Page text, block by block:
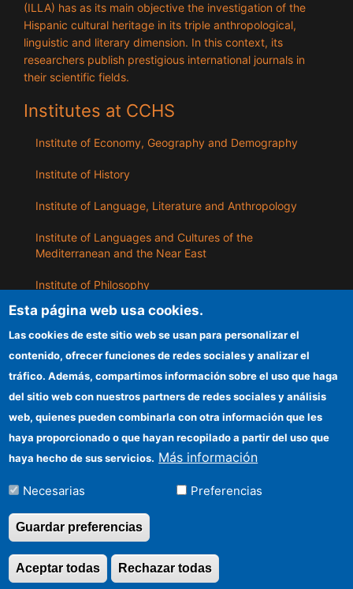
(ILLA) has as its main objective the investigation of the
Hispanic cultural heritage in its triple anthropological,
linguistic and literary dimension. In this context, its
researchers publish prestigious international journals in
their scientific fields.
Institutes at CCHS
Institute of Economy, Geography and Demography
Institute of History
Institute of Language, Literature and Anthropology
Institute of Languages ​​and Cultures of the
Mediterranean and the Near East
Institute of Philosophy
Institute of Public Policies and Goods
ILLA
CSIC Electronic Office
Information for providers
Funding entities
Location
©Copyright 2026 Todos los derechos
reservados
Esta página web usa cookies.
Las cookies de este sitio web se usan para personalizar el
contenido, ofrecer funciones de redes sociales y analizar el
tráfico. Además, compartimos información sobre el uso que haga
del sitio web con nuestros partners de redes sociales y análisis
web, quienes pueden combinarla con otra información que les
haya proporcionado o que hayan recopilado a partir del uso que
haya hecho de sus servicios. Más información
Necesarias Preferencias
Guardar preferencias
Rechazar todas
Aceptar todas